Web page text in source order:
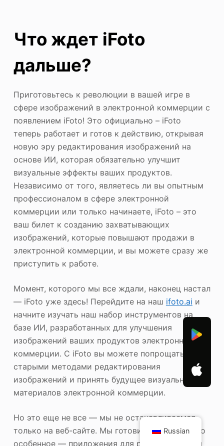
Что ждет iFoto
дальше?
Приготовьтесь к революции в вашей игре в
сфере изображений в электронной коммерции с
появлением iFoto! Это официально – iFoto
теперь работает и готов к действию, открывая
новую эру редактирования изображений на
основе ИИ, которая обязательно улучшит
визуальные эффекты ваших продуктов.
Независимо от того, являетесь ли вы опытным
профессионалом в сфере электронной
коммерции или только начинаете, iFoto – это
ваш билет к созданию захватывающих
изображений, которые повышают продажи в
электронной коммерции, и вы можете сразу же
приступить к работе.
Момент, которого мы все ждали, наконец настал
— iFoto уже здесь! Перейдите на наш ifoto.ai и
начните изучать наш набор инструментов на
базе ИИ, разработанных для улучшения
изображений ваших продуктов электронной
коммерции. С iFoto вы можете попрощаться со
старыми методами редактирования
изображений и принять будущее визуальных
материалов электронной коммерции.
Но это еще не все — мы не останавливаемся
только на веб-сайте. Мы готовим для вас нечто
особенное — приложения для редактирования
Russian